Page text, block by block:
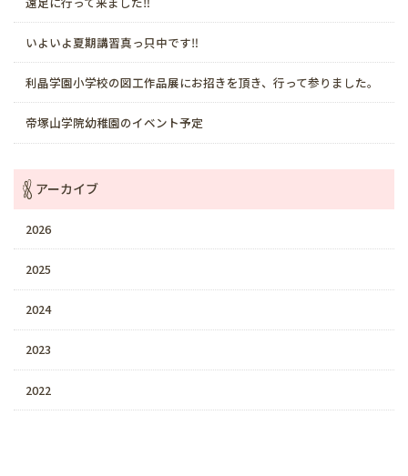
いよいよ夏期講習真っ只中です‼️
利晶学園小学校の図工作品展にお招きを頂き、行って参りました。
帝塚山学院幼稚園のイベント予定
アーカイブ
2026
2025
2024
2023
2022